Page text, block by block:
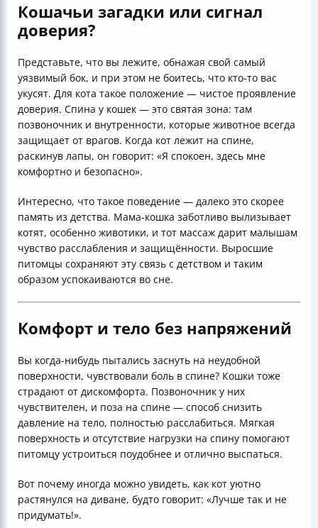
Кошачьи загадки или сигнал
доверия?
Представьте, что вы лежите, обнажая свой самый
уязвимый бок, и при этом не боитесь, что кто-то вас
укусят. Для кота такое положение — чистое проявление
доверия. Спина у кошек — это святая зона: там
позвоночник и внутренности, которые животное всегда
защищает от врагов. Когда кот лежит на спине,
раскинув лапы, он говорит: «Я спокоен, здесь мне
комфортно и безопасно».
Интересно, что такое поведение — далеко это скорее
память из детства. Мама-кошка заботливо вылизывает
котят, особенно животики, и тот массаж дарит малышам
чувство расслабления и защищённости. Выросшие
питомцы сохраняют эту связь с детством и таким
образом успокаиваются во сне.
Комфорт и тело без напряжений
Вы когда-нибудь пытались заснуть на неудобной
поверхности, чувствовали боль в спине? Кошки тоже
страдают от дискомфорта. Позвоночник у них
чувствителен, и поза на спине — способ снизить
давление на тело, полностью расслабиться. Мягкая
поверхность и отсутствие нагрузки на спину помогают
питомцу устроиться поудобнее и отлично выспаться.
Вот почему иногда можно увидеть, как кот уютно
растянулся на диване, будто говорит: «Лучше так и не
придумать!».